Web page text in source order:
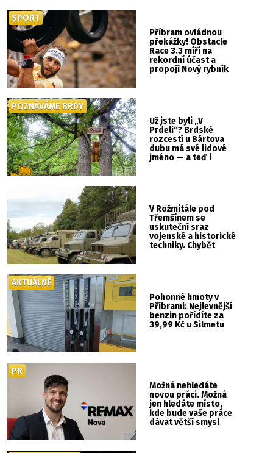
Příbram ovládnou
překážky! Obstacle
Race 3.3 míří na
rekordní účast a
propojí Nový rybník
SPORT
Už jste byli „V
Prdeli“? Brdské
rozcestí u Bártova
dubu má své lidové
jméno — a teď i
POZNÁVÁME BRDY
V Rožmitále pod
Třemšínem se
uskuteční sraz
vojenské a historické
techniky. Chybět
Pohonné hmoty v
Příbrami: Nejlevnější
benzin pořídíte za
39,99 Kč u Silmetu
AKTUÁLNĚ
Možná nehledáte
novou práci. Možná
jen hledáte místo,
kde bude vaše práce
dávat větší smysl
PR